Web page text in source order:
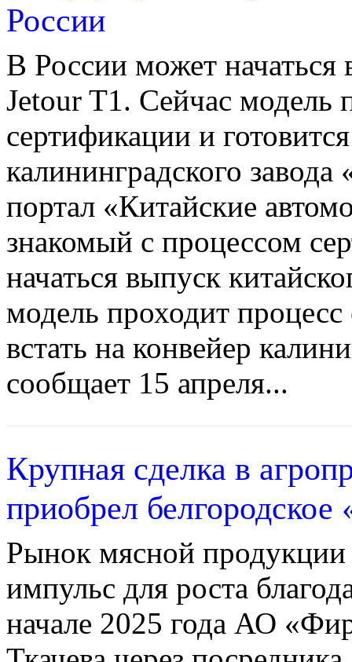
России
В России может начаться
Jetour T1. Сейчас модель
сертификации и
калининградского
портал «Китайские
знакомый с процессом
начаться выпуск
модель проходит
встать на конвейер
сообщает 15 апреля...
Крупная сделка в
приобрел белгородское
Рынок мясной
импульс для роста
начале 2025 года АО